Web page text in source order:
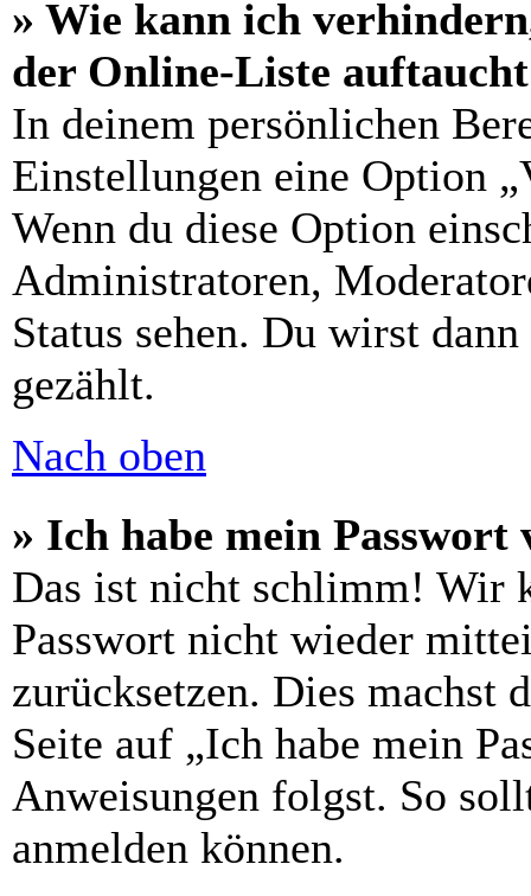
» Wie kann ich
der Online-Liste
In deinem persönlichen
Einstellungen eine Option
Wenn du diese Option
Administratoren,
Status sehen. Du wirst
gezählt.
Nach oben
» Ich habe mein Passwort
Das ist nicht schlimm! Wir
Passwort nicht wieder
zurücksetzen. Dies machst
Seite auf „Ich habe mein
Anweisungen folgst. So
anmelden können.